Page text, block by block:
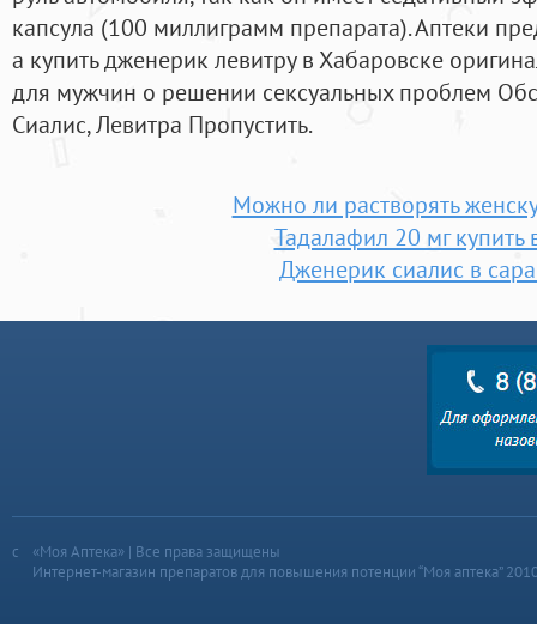
капсула (100 миллиграмм препарата). Аптеки
а купить дженерик левитру в Хабаровске
для мужчин о решении сексуальных проблем
Сиалис, Левитра Пропустить.
Можно ли растворять
Тадалафил 20 мг купить
Дженерик сиалис в
«Моя Аптека» | Все права защищены
Интернет-магазин препаратов для повышения потенции “Моя аптека”